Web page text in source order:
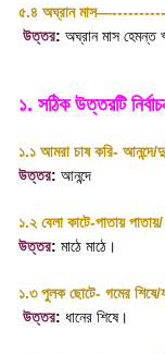
৫.৪ অঘ্রান
উত্তর: অঘ্রান মাস হেমন্ত
১. সঠিক উত্তরটি
১.১ আমরা চাষ করি- আনন্দে/
উত্তর: আনন্দে
১.২ বেলা কাটে-পাতায়
উত্তর: মাঠে মাঠে ।
১.৩ পুলক ছোটে- গমের শিষে/
উত্তর: ধানের শিষে।